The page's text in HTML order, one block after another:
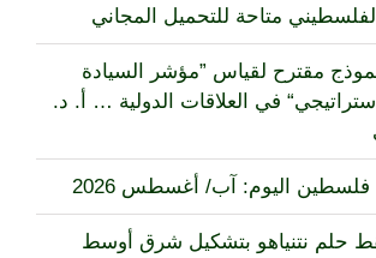
متاحة للتحميل المجاني
مقترح لقياس ”مؤشر السيادة
في العلاقات الدولية … أ. د.
اليوم: آب/ أغسطس 2026
حلم نتنياهو بتشكيل شرق أوسط